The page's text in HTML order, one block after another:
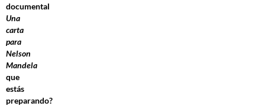
documental
Una
carta
para
Nelson
Mandela
que
estás
preparando?